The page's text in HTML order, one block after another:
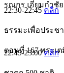
รณกร เอี่ยมกำชัย
22:30-22:45คลิก
ธรรมะเพื่อประช
ตอนที่ 167 พระเ
22:45-23:00คลิก